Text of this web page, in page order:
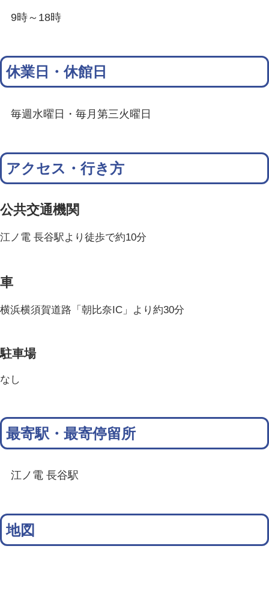
9時～18時
休業日・休館日
毎週水曜日・毎月第三火曜日
アクセス・行き方
公共交通機関
江ノ電 長谷駅より徒歩で約10分
車
横浜横須賀道路「朝比奈IC」より約30分
駐車場
なし
最寄駅・最寄停留所
江ノ電 長谷駅
地図